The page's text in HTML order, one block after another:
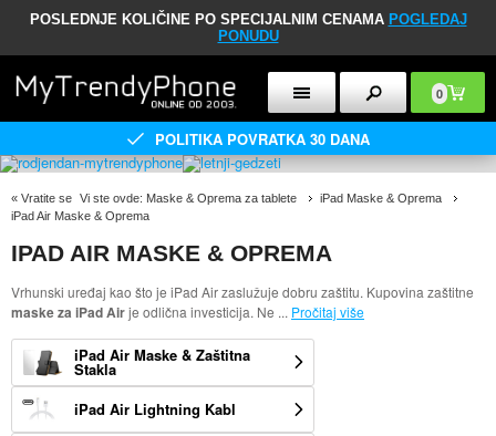
POSLEDNJE KOLIČINE PO SPECIJALNIM CENAMA POGLEDAJ
PONUDU
0
POLITIKA POVRATKA 30 DANA
« Vratite se Vi ste ovde: Maske & Oprema za tablete
iPad Maske & Oprema
iPad Air Maske & Oprema
IPAD AIR MASKE & OPREMA
Vrhunski uređaj kao što je iPad Air zaslužuje dobru zaštitu. Kupovina zaštitne
maske za iPad Airje odlična investicija. Ne ... Pročitaj više
iPad Air Maske & Zaštitna
Stakla
iPad Air Lightning Kabl